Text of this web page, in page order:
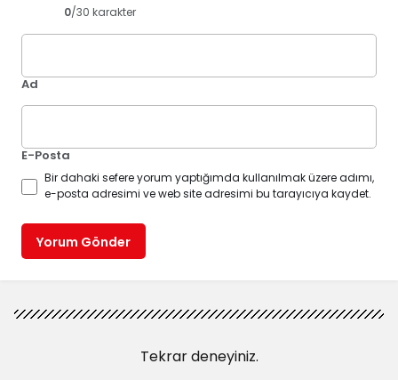
0/30 karakter
Ad
E-Posta
Bir dahaki sefere yorum yaptığımda kullanılmak üzere adımı,
e-posta adresimi ve web site adresimi bu tarayıcıya kaydet.
Yorum Gönder
Tekrar deneyiniz.